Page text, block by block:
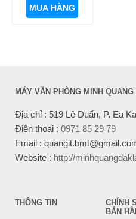
MUA HÀNG
MÁY VĂN PHÒNG MINH
Địa chỉ : 519 Lê Duẩn, P. Ea
Điện thoại : 0971 85 29 79
Email :
Website : http://
THÔNG TIN
CHÍNH
BÁN